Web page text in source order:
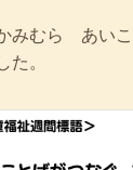
みむら あいこ
。